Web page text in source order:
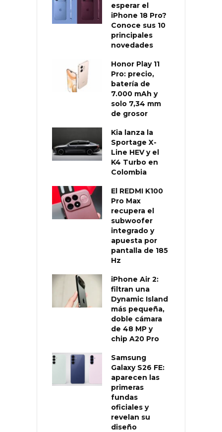
esperar el
iPhone 18 Pro?
Conoce sus 10
principales
novedades
Honor Play 11
Pro: precio,
batería de
7.000 mAh y
solo 7,34 mm
de grosor
Kia lanza la
Sportage X-
Line HEV y el
K4 Turbo en
Colombia
El REDMI K100
Pro Max
recupera el
subwoofer
integrado y
apuesta por
pantalla de 185
Hz
iPhone Air 2:
filtran una
Dynamic Island
más pequeña,
doble cámara
de 48 MP y
chip A20 Pro
Samsung
Galaxy S26 FE:
aparecen las
primeras
fundas
oficiales y
revelan su
diseño